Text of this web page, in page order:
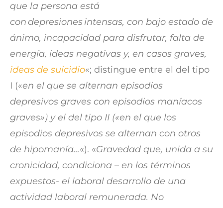
que la persona está
con depresiones intensas, con bajo estado de
ánimo, incapacidad para disfrutar, falta de
energía, ideas negativas y, en casos graves,
ideas de suicidio«; distingue entre el del tipo
I («en el que se alternan episodios
depresivos graves con episodios maníacos
graves») y el del tipo II («en el que los
episodios depresivos se alternan con otros
de hipomanía…«). «Gravedad que, unida a su
cronicidad, condiciona – en los términos
expuestos- el laboral desarrollo de una
actividad laboral remunerada. No